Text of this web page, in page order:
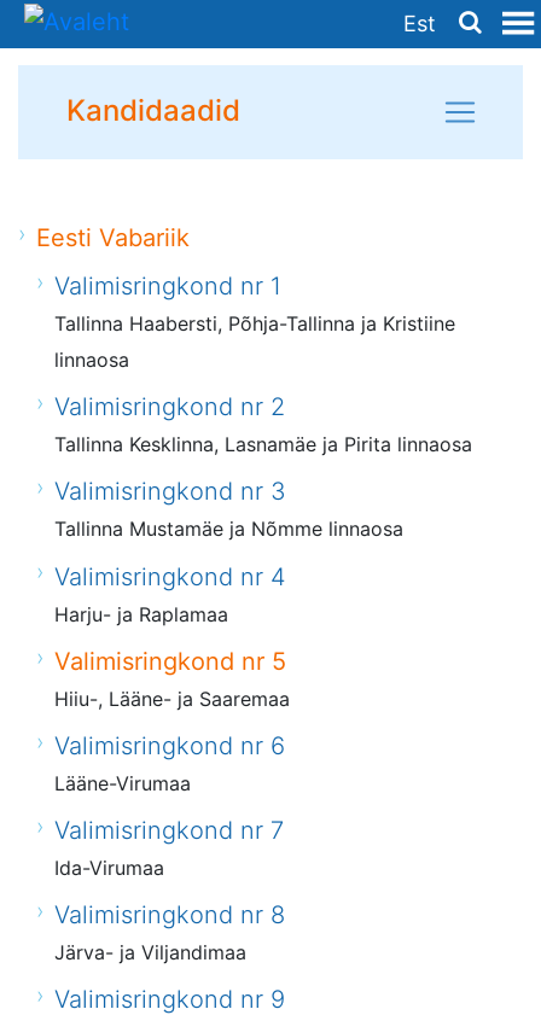
Est
Kandidaadid
Eesti Vabariik
Valimisringkond nr 1
Tallinna Haabersti, Põhja-Tallinna ja Kristiine
linnaosa
Valimisringkond nr 2
Tallinna Kesklinna, Lasnamäe ja Pirita linnaosa
Valimisringkond nr 3
Tallinna Mustamäe ja Nõmme linnaosa
Valimisringkond nr 4
Harju- ja Raplamaa
Valimisringkond nr 5
Hiiu-, Lääne- ja Saaremaa
Valimisringkond nr 6
Lääne-Virumaa
Valimisringkond nr 7
Ida-Virumaa
Valimisringkond nr 8
Järva- ja Viljandimaa
Valimisringkond nr 9